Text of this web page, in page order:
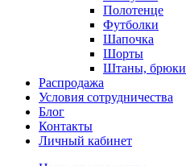
Полотенце
Футболки
Шапочка
Шорты
Штаны, брюки
Распродажа
Условия сотрудничества
Блог
Контакты
Личный кабинет